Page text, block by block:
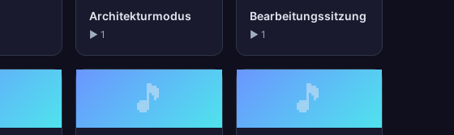
Architekturmodus
▶ 1
Bearbeitungssitzung
▶ 1
🎵 🎵